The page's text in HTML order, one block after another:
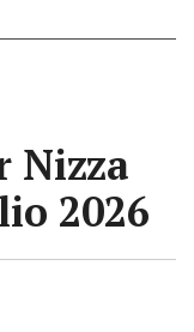
Nizza
2026